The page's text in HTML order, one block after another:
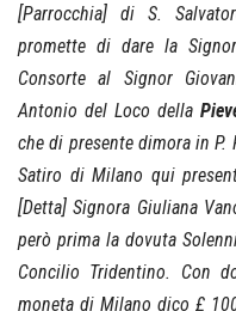
[Parrocchia] di S.
promette di dare la
Consorte al Signor
Antonio del Loco della
che di presente dimora in P.
Satiro di Milano qui
[Detta] Signora Giuliana
però prima la dovuta
Concilio Tridentino. Con
moneta di Milano dico £